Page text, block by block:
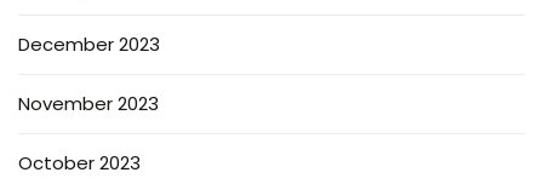
December 2023
November 2023
October 2023